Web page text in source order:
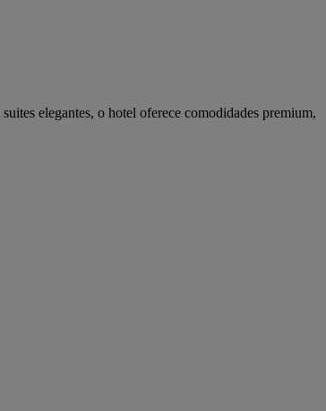
elegantes, o hotel oferece comodidades premium,